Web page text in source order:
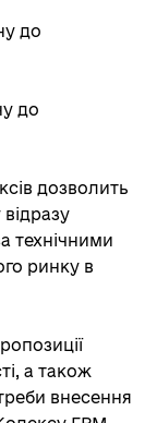
до
до
дозволить
технічними
ринку в
а також
внесення